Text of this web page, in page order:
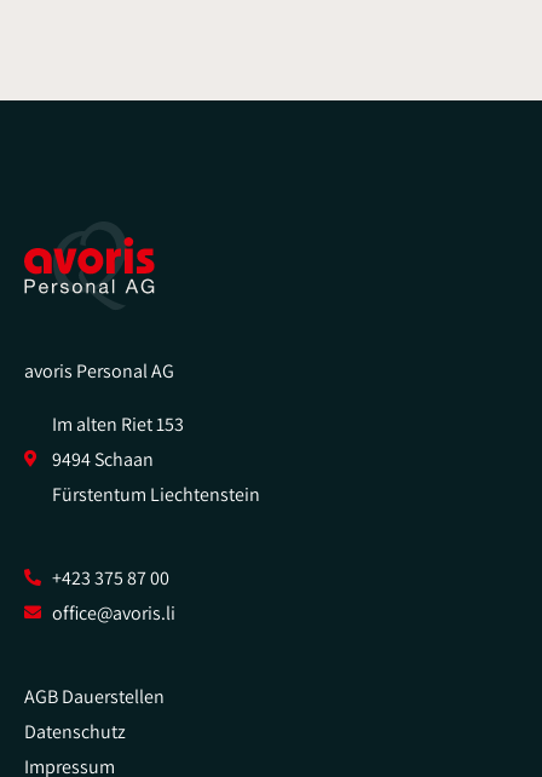
avoris Personal AG
Im alten Riet 153
9494 Schaan
Fürstentum Liechtenstein
+423 375 87 00
office@avoris.li
AGB Dauerstellen
Datenschutz
Impressum